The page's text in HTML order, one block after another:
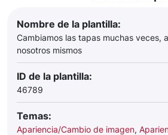
Nombre de la plantilla:
Cambiamos las tapas muchas veces,
nosotros mismos
ID de la plantilla:
46789
Temas:
Apariencia/Cambio de imagen,